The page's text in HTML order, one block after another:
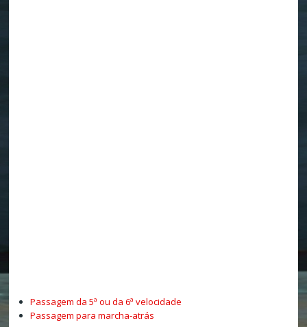
Passagem da 5ª ou da 6ª velocidade
Passagem para marcha-atrás